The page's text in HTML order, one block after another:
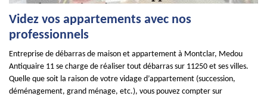
Videz vos appartements avec nos
professionnels
Entreprise de débarras de maison et appartement à Montclar, Medou
Antiquaire 11 se charge de réaliser tout débarras sur 11250 et ses villes.
Quelle que soit la raison de votre vidage d’appartement (succession,
déménagement, grand ménage, etc.), vous pouvez compter sur